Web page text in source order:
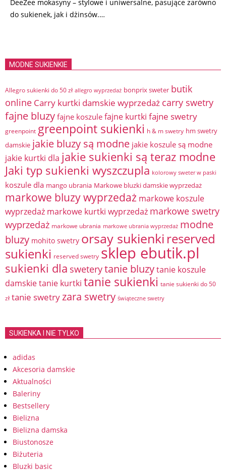
DeeZee mokasyny – stylowe i uniwersalne, pasujące zarówno
do sukienek, jak i dżinsów.…
MODNE SUKIENKIE
Allegro sukienki do 50 zł allegro wyprzedaż bonprix sweter butik
online Carry kurtki damskie wyprzedaż carry swetry
fajne bluzy fajne koszule fajne kurtki fajne swetry
greenpoint greenpoint sukienki h & m swetry hm swetry
damskie jakie bluzy są modne jakie koszule są modne
jakie kurtki dla jakie sukienki są teraz modne
Jaki typ sukienki wyszczupla kolorowy sweter w paski
koszule dla mango ubrania Markowe bluzki damskie wyprzedaż
markowe bluzy wyprzedaż markowe koszule
wyprzedaż markowe kurtki wyprzedaż markowe swetry
wyprzedaż markowe ubrania markowe ubrania wyprzedaż modne
bluzy mohito swetry orsay sukienki reserved
sukienki reserved swetry sklep ebutik.pl
sukienki dla sweterytanie bluzytanie koszule
damskietanie kurtki tanie sukienki tanie sukienki do 50
zł tanie swetryzara swetry świąteczne swetry
SUKIENKA I NIE TYLKO
adidas
Akcesoria damskie
Aktualności
Baleriny
Bestsellery
Bielizna
Bielizna damska
Biustonosze
Biżuteria
Bluzki basic